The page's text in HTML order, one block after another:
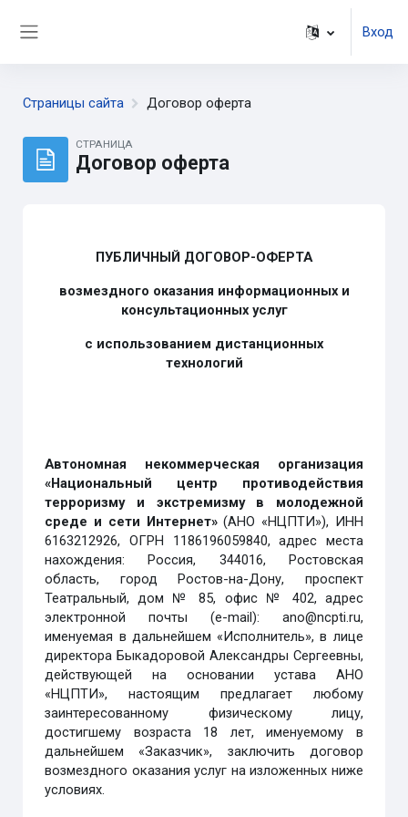
Вход
Страницы сайта Договор оферта
СТРАНИЦА
Договор оферта
ПУБЛИЧНЫЙ ДОГОВОР-ОФЕРТА
возмездного оказания информационных и
консультационных услуг
с использованием дистанционных
технологий
Автономная некоммерческая организация
«Национальный центр противодействия
терроризму и экстремизму в молодежной
среде и сети Интернет»(АНО «НЦПТИ»), ИНН
6163212926, ОГРН 1186196059840, адрес места
нахождения: Россия, 344016, Ростовская
область, город Ростов-на-Дону, проспект
Театральный, дом № 85, офис № 402, адрес
электронной почты (e-mail): ano@ncpti.ru,
именуемая в дальнейшем «Исполнитель», в лице
директора Быкадоровой Александры Сергеевны,
действующей на основании устава АНО
«НЦПТИ», настоящим предлагает любому
заинтересованному физическому лицу,
достигшему возраста 18 лет, именуемому в
дальнейшем «Заказчик», заключить договор
возмездного оказания услуг на изложенных ниже
условиях.